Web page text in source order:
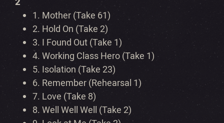
1. Mother (Take 61)
2. Hold On (Take 2)
3. I Found Out (Take 1)
4.Working Class Hero (Take 1)
5. Isolation (Take 23)
6. Remember (Rehearsal 1)
7. Love (Take 8)
8.Well Well Well (Take 2)